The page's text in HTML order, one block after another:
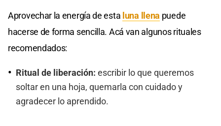
Aprovechar la energía de esta luna llena puede
hacerse de forma sencilla. Acá van algunos rituales
recomendados:
Ritual de liberación: escribir lo que queremos
soltar en una hoja, quemarla con cuidado y
agradecer lo aprendido.